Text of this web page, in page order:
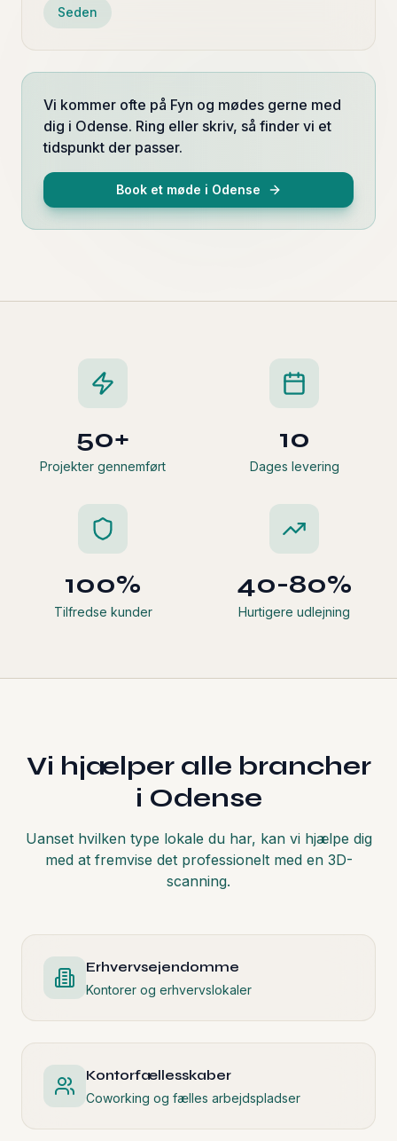
Seden
Vi kommer ofte på Fyn og mødes gerne med
dig i Odense. Ring eller skriv, så finder vi et
tidspunkt der passer.
Book et møde i Odense
50+
Projekter gennemført
10
Dages levering
100%
Tilfredse kunder
40-80%
Hurtigere udlejning
Vi hjælper alle brancher
i Odense
Uanset hvilken type lokale du har, kan vi hjælpe dig
med at fremvise det professionelt med en 3D-
scanning.
Erhvervsejendomme
Kontorer og erhvervslokaler
Kontorfællesskaber
Coworking og fælles arbejdspladser